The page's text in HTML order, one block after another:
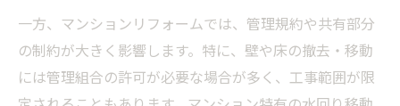
間取り変更で部屋を増やす際の耐震・断熱
対策
水回りリフォームで費用が増えるケースと
一方、マンションリフォームでは、管理規約や共有部分
の制約が大きく影響します。特に、壁や床の撤去・移動
には管理組合の許可が必要な場合が多く、工事範囲が限